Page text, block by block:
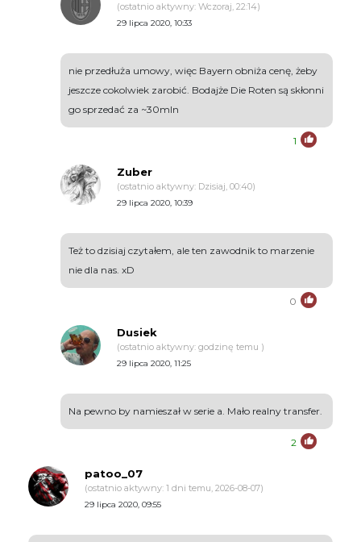
(ostatnio aktywny: Wczoraj, 22:14)
29 lipca 2020, 10:33
nie przedłuża umowy, więc Bayern obniża cenę, żeby
jeszcze cokolwiek zarobić. Bodajże Die Roten są skłonni
go sprzedać za ~30mln
1
Zuber
(ostatnio aktywny: Dzisiaj, 00:40)
29 lipca 2020, 10:39
Też to dzisiaj czytałem, ale ten zawodnik to marzenie
nie dla nas. xD
0
Dusiek
(ostatnio aktywny: godzinę temu )
29 lipca 2020, 11:25
Na pewno by namieszał w serie a. Mało realny transfer.
2
patoo_07
(ostatnio aktywny: 1 dni temu, 2026-08-07)
29 lipca 2020, 09:55